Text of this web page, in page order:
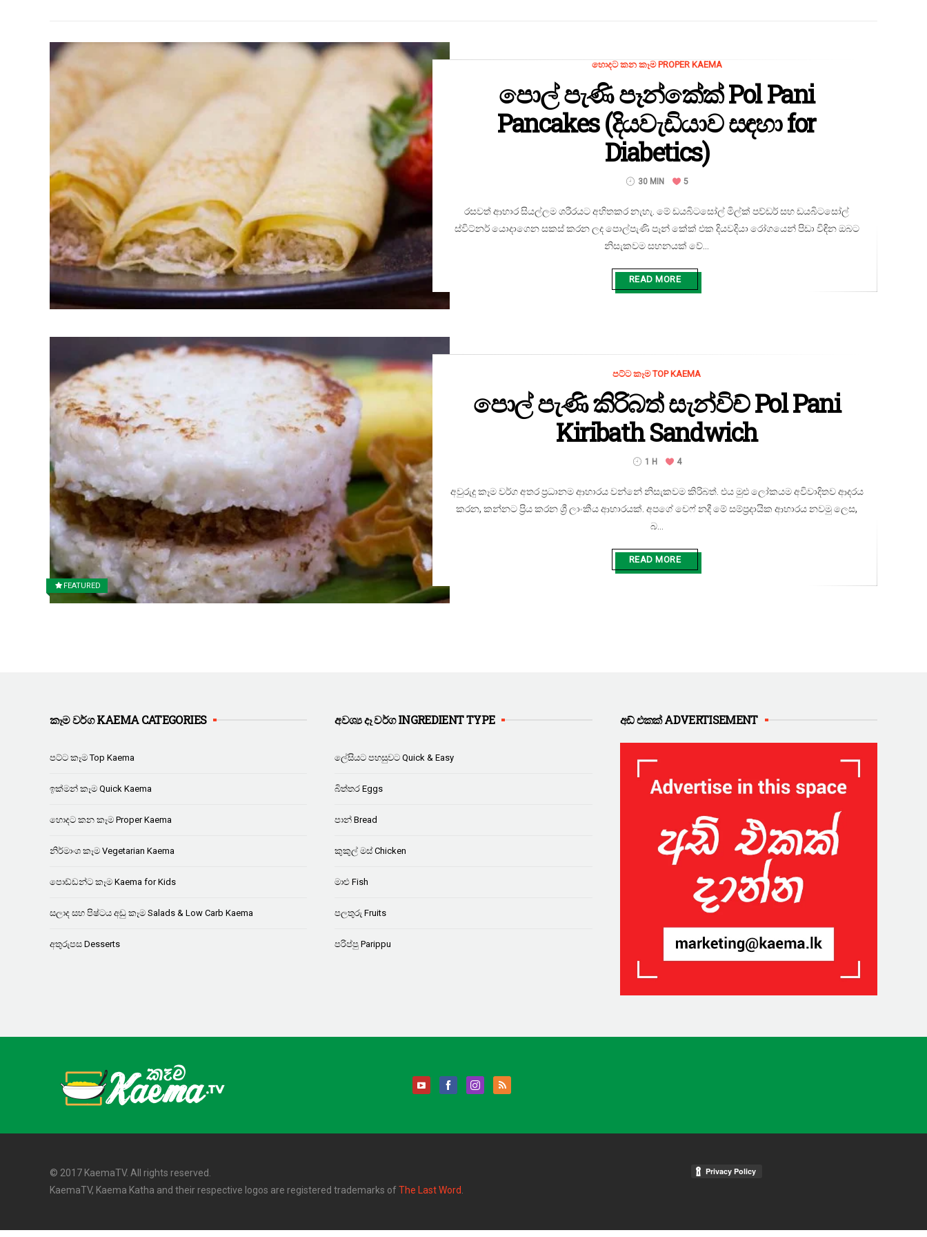
හොදට කන කෑම PROPER KAEMA
පොල් පැණි පෑන්කේක් Pol Pani
Pancakes (දියවැඩියාව සඳහා for
Diabetics)
30 MIN 5
රසවත් ආහාර සියල්ලම ශරීරයට අහිතකර නැහැ. මේ ඩයබිටසෝල් මිල්ක් පව්ඩර් සහ ඩයබිටසෝල්
ස්විට්නර් යොදාගෙන සකස් කරන ලද පොල්පැණි පෑන් කේක් එක දියවදියා රෝගයෙන් පිඩා විඳින ඔබට
නිසැකවම සහනයක් වේ...
READ MORE
FEATURED
පට්ට කෑම TOP KAEMA
පොල් පැණි කිරිබත් සැන්විච් Pol Pani
Kiribath Sandwich
1 H 4
අවුරුදු කෑම වර්ග අතර ප්‍රධානම ආහාරය වන්නේ නිසැකවම කිරිබත්. එය මුළු ලෝකයම අවිවාදිතව ආදරය
කරන, කන්නට ප්‍රිය කරන ශ්‍රී ලාංකීය ආහාරයක්. අපගේ චෙෆ් නදී මේ සම්ප්‍රදායික ආහාරය නවමු ලෙස,
බ...
READ MORE
කෑම වර්ග KAEMA CATEGORIES
පට්ට කෑම Top Kaema
ඉක්මන් කෑම Quick Kaema
හොදට කන කෑම Proper Kaema
නිර්මාංශ කෑම Vegetarian Kaema
පොඩ්ඩන්ට කෑම Kaema for Kids
සලාද සහ පිෂ්ටය අඩු කෑම Salads & Low Carb Kaema
අතුරුපස Desserts
අවශ්‍ය දෑ වර්ග INGREDIENT TYPE
ලේසියට පහසුවට Quick & Easy
බිත්තර Eggs
පාන් Bread
කුකුල් මස් Chicken
මාළු Fish
පලතුරු Fruits
පරිප්පු Parippu
අඩ් එකක් ADVERTISEMENT
© 2017 KaemaTV. All rights reserved.
KaemaTV, Kaema Katha and their respective logos are registered trademarks of The Last Word